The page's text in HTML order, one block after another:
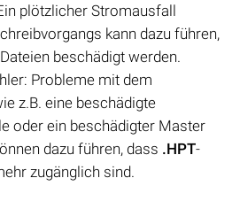
plötzlicher Stromausfall
kann dazu führen,
beschädigt werden.
Probleme mit dem
z.B. eine beschädigte
oder ein beschädigter Master
dazu führen, dass .HPT-
zugänglich sind.